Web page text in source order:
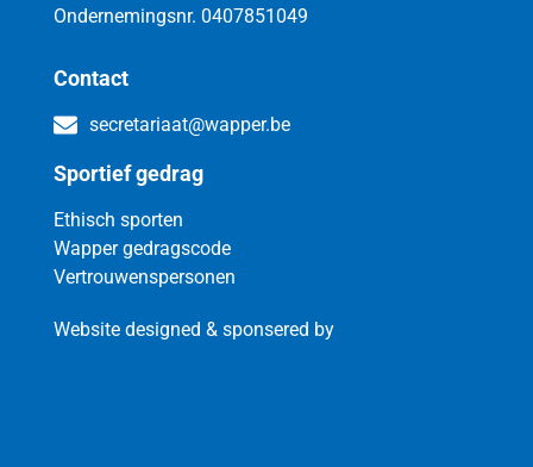
Ondernemingsnr. 0407851049
Contact
secretariaat@wapper.be
Sportief gedrag
Ethisch sporten
Wapper gedragscode
Vertrouwenspersonen
Website designed & sponsered by